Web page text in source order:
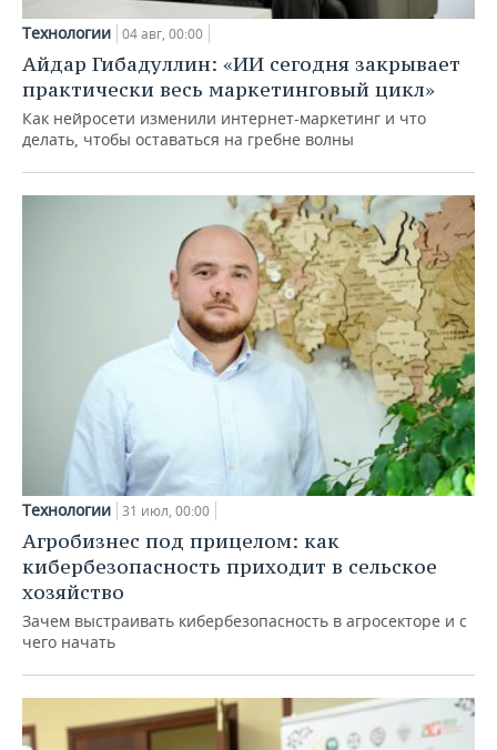
Технологии 04 авг, 00:00
Айдар Гибадуллин: «ИИ сегодня закрывает
практически весь маркетинговый цикл»
Как нейросети изменили интернет-маркетинг и что
делать, чтобы оставаться на гребне волны
Технологии 31 июл, 00:00
Агробизнес под прицелом: как
кибербезопасность приходит в сельское
хозяйство
Зачем выстраивать кибербезопасность в агросекторе и с
чего начать